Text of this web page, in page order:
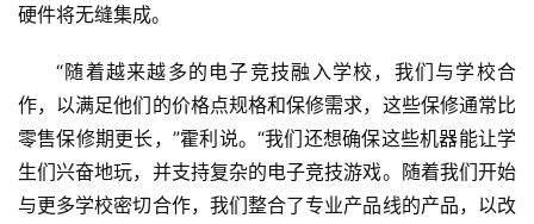
硬件将无缝集成。
“随着越来越多的电子竞技融入学校，我们与学校合
作，以满足他们的价格点规格和保修需求，这些保修通常比
零售保修期更长，”霍利说。“我们还想确保这些机器能让学
生们兴奋地玩，并支持复杂的电子竞技游戏。随着我们开始
与更多学校密切合作，我们整合了专业产品线的产品，以改